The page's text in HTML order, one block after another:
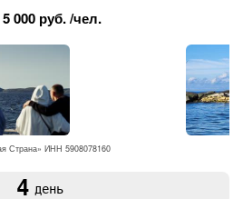
000 руб. /чел.
Страна» ИНН 5908078160
4 день